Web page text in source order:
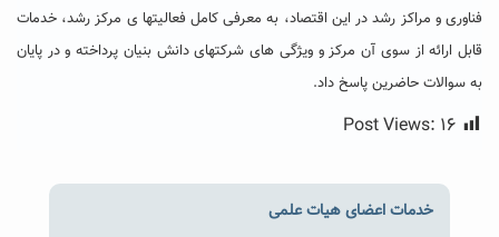
فناوری و مراکز رشد در این اقتصاد، به معرفی کامل فعالیتها ی مرکز رشد، خدمات
قابل ارائه از سوی آن مرکز و ویژگی های شرکتهای دانش بنیان پرداخته و در پایان
به سوالات حاضرین پاسخ داد.
Post Views: ۱۶
خدمات اعضای هیات علمی